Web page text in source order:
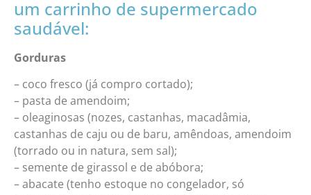
um carrinho de supermercado
saudável:
Gorduras
– coco fresco (já compro cortado);
– pasta de amendoim;
– oleaginosas (nozes, castanhas, macadâmia,
castanhas de caju ou de baru, amêndoas, amendoim
(torrado ou in natura, sem sal);
– semente de girassol e de abóbora;
– abacate (tenho estoque no congelador, só